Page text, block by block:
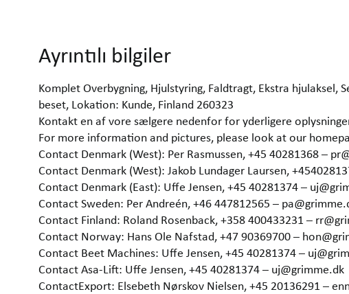
Ayrıntılı bilgiler
Komplet Overbygning, Hjulstyring, Faldtragt, Ekstra hjulaksel,
beset, Lokation: Kunde, Finland 260323
Kontakt en af vore sælgere nedenfor for yderligere
For more information and pictures, please look at our
Contact Denmark (West): Per Rasmussen, +45 40281368 –
Contact Denmark (West): Jakob Lundager Laursen,
Contact Denmark (East): Uffe Jensen, +45 40281374 –
Contact Sweden: Per Andreén, +46 447812565 –
Contact Finland: Roland Rosenback, +358 400433231 –
Contact Norway: Hans Ole Nafstad, +47 90369700 –
Contact Beet Machines: Uffe Jensen, +45 40281374 –
Contact Asa-Lift: Uffe Jensen, +45 40281374 – uj@grimme.dk
ContactExport: Elsebeth Nørskov Nielsen, +45 20136291 –